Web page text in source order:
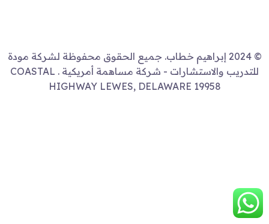
© 2024 إبراهيم خطاب. جميع الحقوق محفوظة لشركة مودة
للتدريب والاستشارات - شركة مساهمة أمريكية . COASTAL
HIGHWAY LEWES, DELAWARE 19958